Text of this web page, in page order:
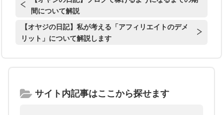
間について解説
【オヤジの日記】私が考える「アフィリエイトのデメ
リット」について解説します
サイト内記事はここから探せます